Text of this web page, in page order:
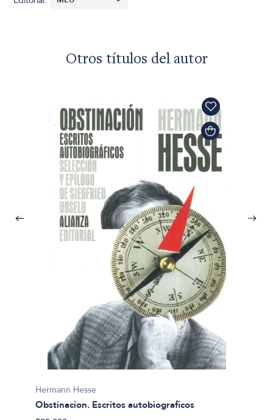
Otros títulos del autor
Hermann Hesse
Obstinacion. Escritos autobiograficos